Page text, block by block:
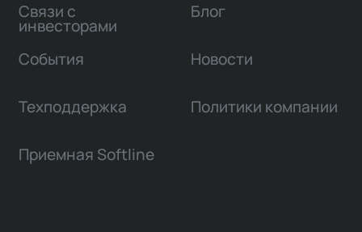
Связи с
инвесторами
Блог
События Новости
Техподдержка Политики компании
Приемная Softline